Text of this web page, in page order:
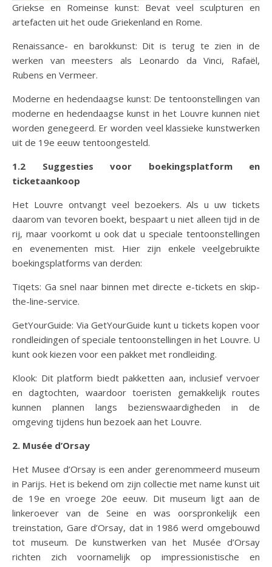
Griekse en Romeinse kunst: Bevat veel sculpturen en
artefacten uit het oude Griekenland en Rome.
Renaissance- en barokkunst: Dit is terug te zien in de
werken van meesters als Leonardo da Vinci, Rafaël,
Rubens en Vermeer.
Moderne en hedendaagse kunst: De tentoonstellingen van
moderne en hedendaagse kunst in het Louvre kunnen niet
worden genegeerd. Er worden veel klassieke kunstwerken
uit de 19e eeuw tentoongesteld.
1.2 Suggesties voor boekingsplatform en
ticketaankoop
Het Louvre ontvangt veel bezoekers. Als u uw tickets
daarom van tevoren boekt, bespaart u niet alleen tijd in de
rij, maar voorkomt u ook dat u speciale tentoonstellingen
en evenementen mist. Hier zijn enkele veelgebruikte
boekingsplatforms van derden:
Tiqets: Ga snel naar binnen met directe e-tickets en skip-
the-line-service.
GetYourGuide: Via GetYourGuide kunt u tickets kopen voor
rondleidingen of speciale tentoonstellingen in het Louvre. U
kunt ook kiezen voor een pakket met rondleiding.
Klook: Dit platform biedt pakketten aan, inclusief vervoer
en dagtochten, waardoor toeristen gemakkelijk routes
kunnen plannen langs bezienswaardigheden in de
omgeving tijdens hun bezoek aan het Louvre.
2. Musée d’Orsay
Het Musee d’Orsay is een ander gerenommeerd museum
in Parijs. Het is bekend om zijn collectie met name kunst uit
de 19e en vroege 20e eeuw. Dit museum ligt aan de
linkeroever van de Seine en was oorspronkelijk een
treinstation, Gare d’Orsay, dat in 1986 werd omgebouwd
tot museum. De kunstwerken van het Musée d’Orsay
richten zich voornamelijk op impressionistische en